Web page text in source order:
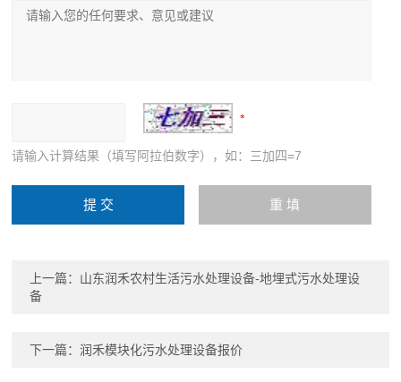
请输入计算结果（填写阿拉伯数字），如：三加四=7
上一篇： 山东润禾农村生活污水处理设备-地埋式污水处理设
备
下一篇：润禾模块化污水处理设备报价